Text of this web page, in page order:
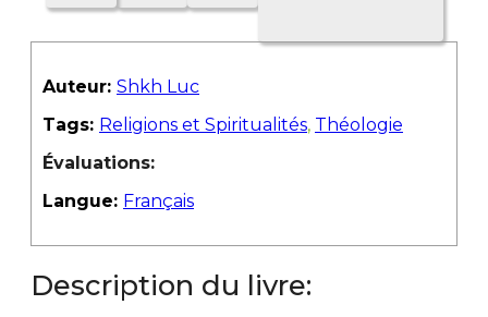
Auteur: Shkh Luc
Tags: Religions et Spiritualités, Théologie
Évaluations:
Langue: Français
Description du livre: